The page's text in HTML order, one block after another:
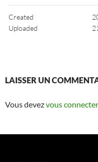
Created
Uploaded
LAISSER UN
Vous devezvous connecter